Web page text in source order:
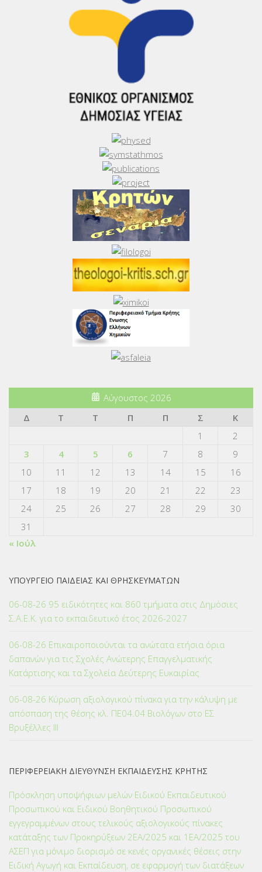
Αύγουστος 2026
Δ
Τ Τ Π Π Σ
Κ
1
2
3
4 5 6 7 8
9
10
11 12 13 14 15
16
17
18 19 20 21 22
23
24
25 26 27 28 29
30
31
« Ιούλ
ΥΠΟΥΡΓΕΙΟ ΠΑΙΔΕΙΑΣ ΚΑΙ ΘΡΗΣΚΕΥΜΑΤΩΝ
06-08-26 95 ειδικότητες και 860 τμήματα στις Δημόσιες
Σ.Α.Ε.Κ. για το εκπαιδευτικό έτος 2026-2027
06-08-26 Επικαιροποιούνται τα ανώτατα ετήσια όρια
δαπανών για τις Σχολές Ανώτερης Επαγγελματικής
Κατάρτισης και τα Σχολεία Δεύτερης Ευκαιρίας
06-08-26 Κύρωση αξιολογικού πίνακα για την κάλυψη με
απόσπαση της θέσης κλ. ΠΕ04.04 Βιολόγων στο ΕΣ
Βρυξέλλες ΙΙΙ
ΠΕΡΙΦΕΡΕΙΑΚΗ ΔΙΕΥΘΥΝΣΗ ΕΚΠΑΙΔΕΥΣΗΣ ΚΡΗΤΗΣ
Πρόσκληση υποψήφιων μελών Ειδικού Εκπαιδευτικού
Προσωπικού και Ειδικού Βοηθητικού Προσωπικού
εγγεγραμμένων στους τελικούς αξιολογικούς πίνακες
κατάταξης των Προκηρύξεων 2ΕΑ/2025 και 1ΕΑ/2025 του
ΑΣΕΠ για μόνιμο διορισμό σε κενές οργανικές θέσεις στην
Ειδική Αγωγή και Εκπαίδευση, σε εφαρμογή των διατάξεων